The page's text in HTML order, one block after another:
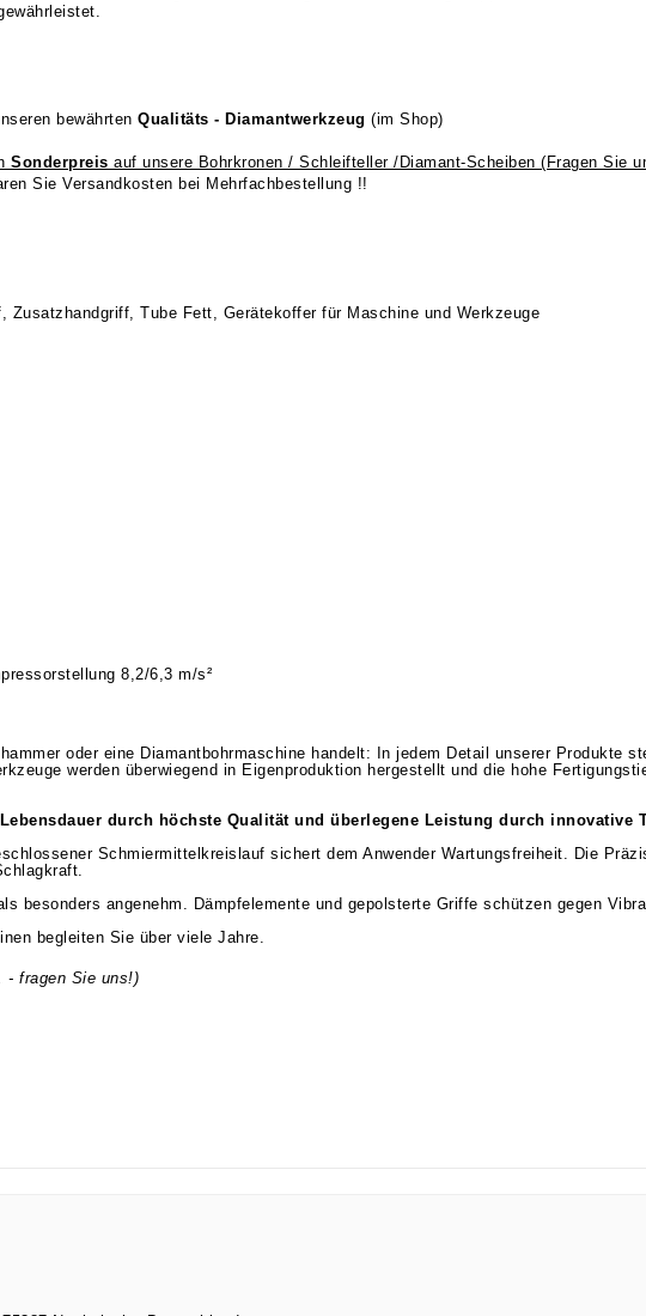
bewährtenQualitäts - Diamantwerkzeug (im Shop)
Sonderpreis auf unsere Bohrkronen / Schleifteller /Diamant-Scheiben (Fragen Sie
Sie Versandkosten bei Mehrfachbestellung !!
Tube Fett, Gerätekoffer für Maschine und Werkzeuge
8,2/6,3 m/s²
oder eine Diamantbohrmaschine handelt: In jedem Detail unserer Produkte
werden überwiegend in Eigenproduktion hergestellt und die hohe
durch höchste Qualität und überlegene Leistung durch innovative
Schmiermittelkreislauf sichert dem Anwender Wartungsfreiheit. Die
besonders angenehm. Dämpfelemente und gepolsterte Griffe schützen gegen
begleiten Sie über viele Jahre.
- fragen Sie uns!)